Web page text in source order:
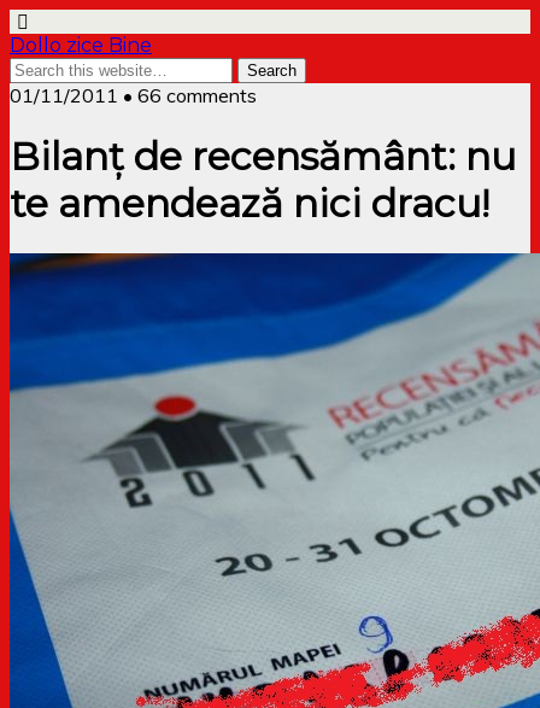
Dollo zice Bine
01/11/2011 • 66 comments
Bilanț de recensământ: nu
te amendează nici dracu!